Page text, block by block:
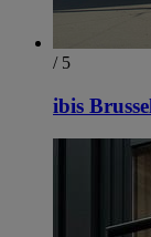
/ 5
ibis